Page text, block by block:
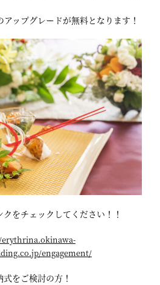
ップグレードが無料となります！
をチェックしてください！！
engagement/
式をご検討の方！